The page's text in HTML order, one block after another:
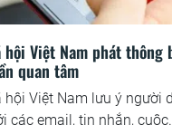
hội Việt Nam phát thông
quan tâm
hội Việt Nam lưu ý người
các email, tin nhắn,